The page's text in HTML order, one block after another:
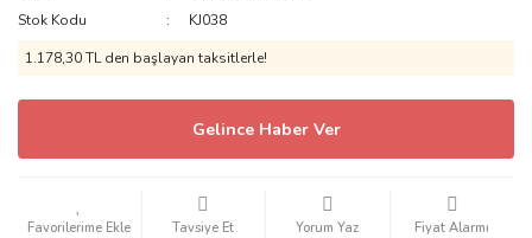
Stok Kodu
KJ038
1.178,30 TL den başlayan taksitlerle!
Gelince Haber Ver
Tavsiye Et Yorum Yaz Fiyat Alarmı